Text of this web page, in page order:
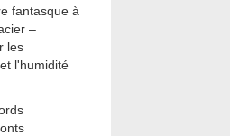
fantasque à
–
les
l'humidité